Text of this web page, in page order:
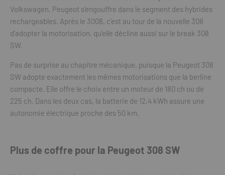
Volkswagen, Peugeot s’engouffre dans le segment des hybrides
rechargeables. Après le 3008, c’est au tour de la nouvelle 308
d’adopter la motorisation, qu’elle décline aussi sur le break 308
SW.
Pas de surprise au chapitre mécanique, puisque la Peugeot 308
SW adopte exactement les mêmes motorisations que la berline
compacte. Elle offre le choix entre un moteur de 180 ch ou de
225 ch. Dans les deux cas, la batterie de 12,4 kWh assure une
autonomie électrique proche des 50 km.
Plus de coffre pour la Peugeot 308 SW